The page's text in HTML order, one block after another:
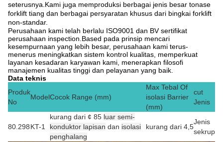
seterusnya.Kami juga memproduksi berbagai jenis besar tonase
forklift tiang dan berbagai persyaratan khusus dari bingkai forklift
non-standar.
Perusahaan kami telah berlalu ISO9001 dan BV sertifikat
perusahaan inspection.Based pada prinsip mencari
kesempurnaan yang lebih besar, perusahaan kami terus-
menerus meningkatkan sistem kontrol kualitas, memperkuat
layanan kesadaran karyawan kami, menerapkan filosofi
manajemen kualitas tinggi dan pelayanan yang baik.
Data teknis
Produk
No
ModelCocok Range (mm)
Max Tebal Of
isolasi Barrier
(mm)
cut
Jenis
80.298KT-1
kurang dari ¢ 85 luar semi-
konduktor lapisan dan isolasi
penghalang
kurang dari 4,5
Jenis
sekrup